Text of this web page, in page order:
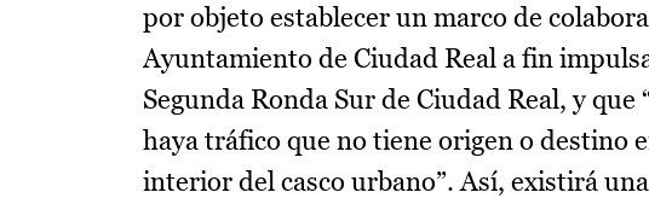
por objeto establecer un marco de
Ayuntamiento de Ciudad Real a fin
Segunda Ronda Sur de Ciudad Real, y
haya tráfico que no tiene origen o destino
interior del casco urbano”. Así, existirá